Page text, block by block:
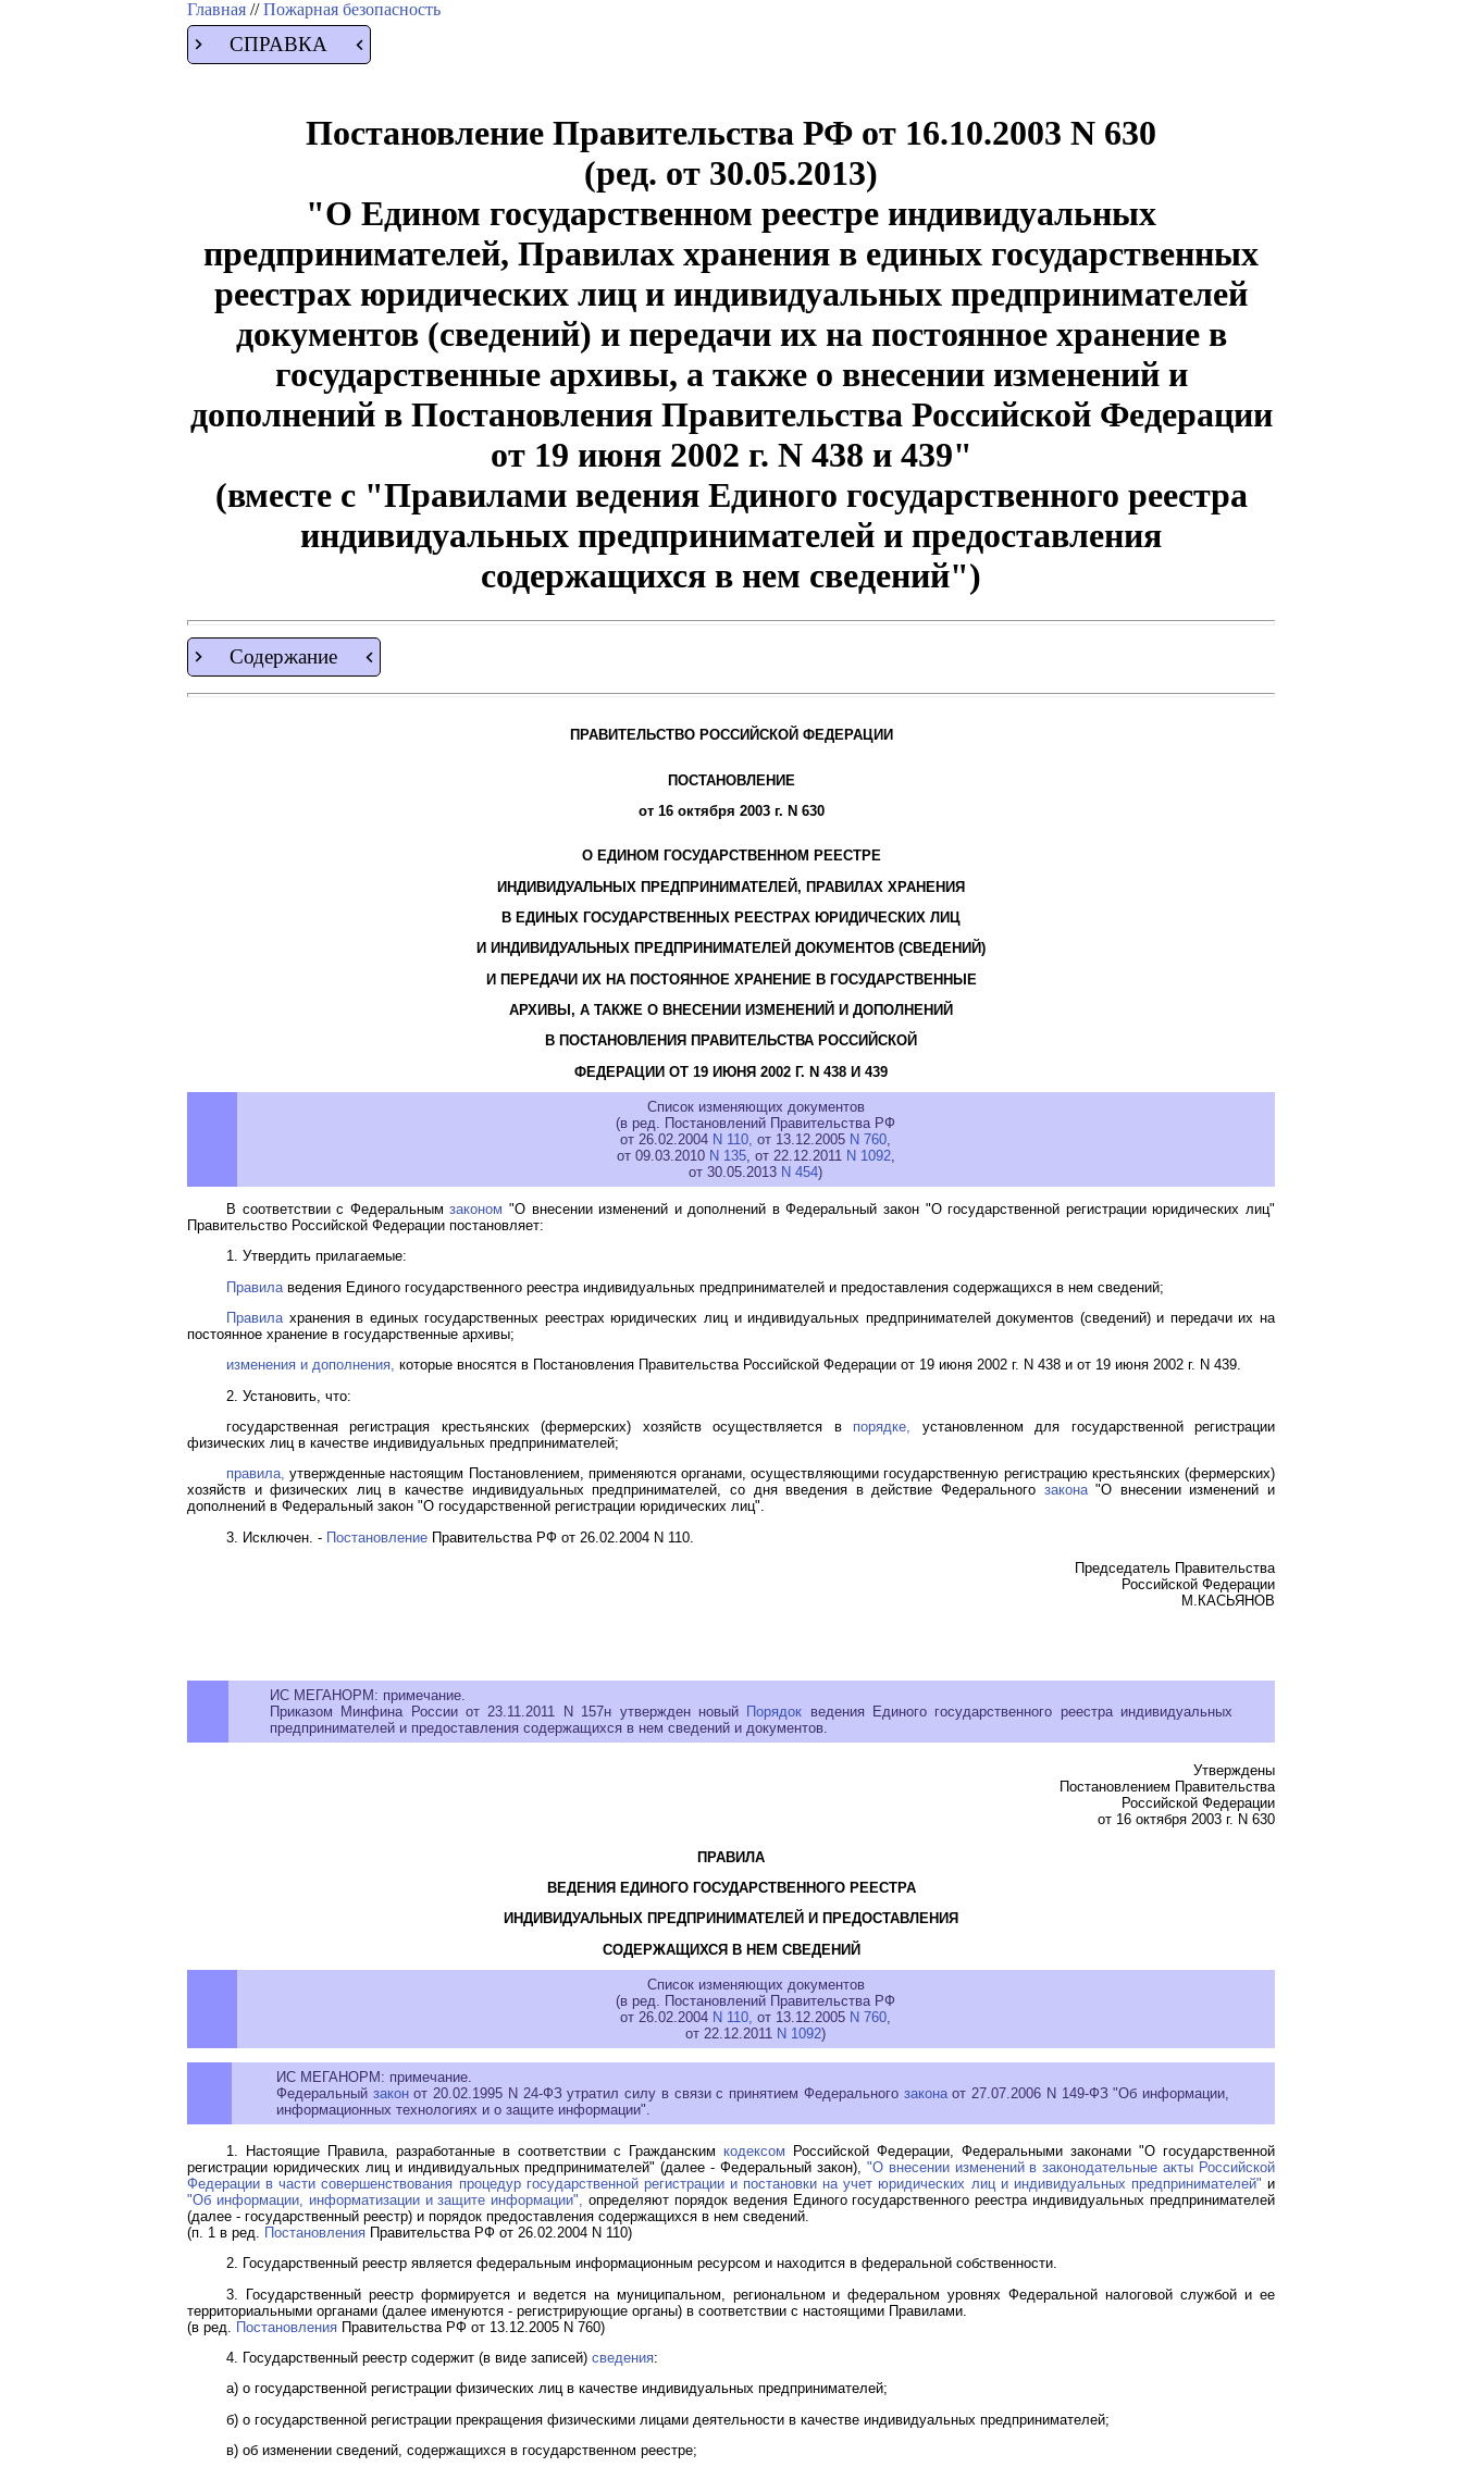
Главная //Пожарная безопасность
СПРАВКА
Постановление Правительства РФ от 16.10.2003 N 630
(ред. от 30.05.2013)
"О Едином государственном реестре индивидуальных
предпринимателей, Правилах хранения в единых государственных
реестрах юридических лиц и индивидуальных предпринимателей
документов (сведений) и передачи их на постоянное хранение в
государственные архивы, а также о внесении изменений и
дополнений в Постановления Правительства Российской Федерации
от 19 июня 2002 г. N 438 и 439"
(вместе с "Правилами ведения Единого государственного реестра
индивидуальных предпринимателей и предоставления
содержащихся в нем сведений")
Содержание
ПРАВИТЕЛЬСТВО РОССИЙСКОЙ ФЕДЕРАЦИИ
ПОСТАНОВЛЕНИЕ
от 16 октября 2003 г. N 630
О ЕДИНОМ ГОСУДАРСТВЕННОМ РЕЕСТРЕ
ИНДИВИДУАЛЬНЫХ ПРЕДПРИНИМАТЕЛЕЙ, ПРАВИЛАХ ХРАНЕНИЯ
В ЕДИНЫХ ГОСУДАРСТВЕННЫХ РЕЕСТРАХ ЮРИДИЧЕСКИХ ЛИЦ
И ИНДИВИДУАЛЬНЫХ ПРЕДПРИНИМАТЕЛЕЙ ДОКУМЕНТОВ (СВЕДЕНИЙ)
И ПЕРЕДАЧИ ИХ НА ПОСТОЯННОЕ ХРАНЕНИЕ В ГОСУДАРСТВЕННЫЕ
АРХИВЫ, А ТАКЖЕ О ВНЕСЕНИИ ИЗМЕНЕНИЙ И ДОПОЛНЕНИЙ
В ПОСТАНОВЛЕНИЯ ПРАВИТЕЛЬСТВА РОССИЙСКОЙ
ФЕДЕРАЦИИ ОТ 19 ИЮНЯ 2002 Г. N 438 И 439
Список изменяющих документов
(в ред. Постановлений Правительства РФ
от 26.02.2004 N 110, от 13.12.2005 N 760
от 09.03.2010 N 135, от 22.12.2011 N 1092,
от 30.05.2013 N 454)
В соответствии с Федеральнымзаконом "О внесении изменений и дополнений в Федеральный закон "О государственной регистрации юридических лиц"
Правительство Российской Федерации постановляет:
1. Утвердить прилагаемые:
Правила ведения Единого государственного реестра индивидуальных предпринимателей и предоставления содержащихся в нем сведений;
Правила хранения в единых государственных реестрах юридических лиц и индивидуальных предпринимателей документов (сведений) и передачи их на
постоянное хранение в государственные архивы;
изменения и дополнения, которые вносятся в Постановления Правительства Российской Федерации от 19 июня 2002 г. N 438 и от 19 июня 2002 г. N 439.
2. Установить, что:
государственная регистрация крестьянских (фермерских) хозяйств осуществляется в порядке,
установленном для государственной регистрации
физических лиц в качестве индивидуальных предпринимателей;
правила, утвержденные настоящим Постановлением, применяются органами, осуществляющими государственную регистрацию крестьянских (фермерских)
хозяйств и физических лиц в качестве индивидуальных предпринимателей, со дня введения в действие Федерального закона"О внесении изменений и
дополнений в Федеральный закон "О государственной регистрации юридических лиц".
3. Исключен. - Постановление Правительства РФ от 26.02.2004 N 110.
Председатель Правительства
Российской Федерации
М.КАСЬЯНОВ
ИС МЕГАНОРМ: примечание.
Приказом Минфина России от 23.11.2011 N 157н утвержден новый Порядок ведения Единого государственного реестра индивидуальных
предпринимателей и предоставления содержащихся в нем сведений и документов.
Утверждены
Постановлением Правительства
Российской Федерации
от 16 октября 2003 г. N 630
ПРАВИЛА
ВЕДЕНИЯ ЕДИНОГО ГОСУДАРСТВЕННОГО РЕЕСТРА
ИНДИВИДУАЛЬНЫХ ПРЕДПРИНИМАТЕЛЕЙ И ПРЕДОСТАВЛЕНИЯ
СОДЕРЖАЩИХСЯ В НЕМ СВЕДЕНИЙ
Список изменяющих документов
(в ред. Постановлений Правительства РФ
от 26.02.2004 N 110, от 13.12.2005 N 760
от 22.12.2011 N 1092)
ИС МЕГАНОРМ: примечание.
Федеральный законот 20.02.1995 N 24-ФЗ утратил силу в связи с принятием Федерального законаот 27.07.2006 N 149-ФЗ "Об информации,
информационных технологиях и о защите информации".
1. Настоящие Правила, разработанные в соответствии с Гражданским кодексом Российской Федерации, Федеральными законами "О государственной
регистрации юридических лиц и индивидуальных предпринимателей" (далее - Федеральный закон), "О внесении изменений в законодательные акты Российской
Федерации в части совершенствования процедур государственной регистрации и постановки на учет юридических лиц и индивидуальных предпринимателей" и
"Об информации, информатизации и защите информации", определяют порядок ведения Единого государственного реестра индивидуальных предпринимателей
(далее - государственный реестр) и порядок предоставления содержащихся в нем сведений.
(п. 1 в ред. Постановления Правительства РФ от 26.02.2004 N 110)
2. Государственный реестр является федеральным информационным ресурсом и находится в федеральной собственности.
3. Государственный реестр формируется и ведется на муниципальном, региональном и федеральном уровнях Федеральной налоговой службой и ее
территориальными органами (далее именуются - регистрирующие органы) в соответствии с настоящими Правилами.
(в ред.
Постановления Правительства РФ от 13.12.2005 N 760)
4. Государственный реестр содержит (в виде записей) сведения:
а) о государственной регистрации физических лиц в качестве индивидуальных предпринимателей;
б) о государственной регистрации прекращения физическими лицами деятельности в качестве индивидуальных предпринимателей;
в) об изменении сведений, содержащихся в государственном реестре;